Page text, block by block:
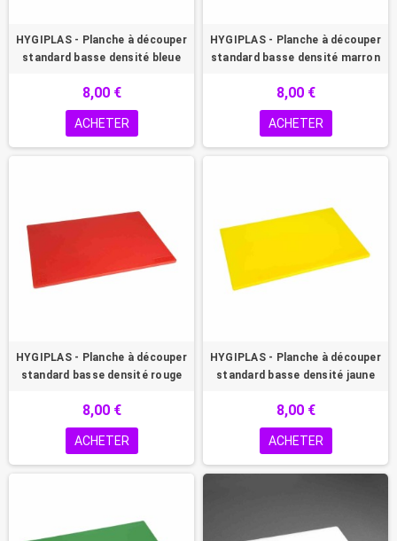
HYGIPLAS - Planche à découper
standard basse densité bleue
8,00 €
ACHETER
HYGIPLAS - Planche à découper
standard basse densité marron
8,00 €
ACHETER
HYGIPLAS - Planche à découper
standard basse densité rouge
8,00 €
ACHETER
HYGIPLAS - Planche à découper
standard basse densité jaune
8,00 €
ACHETER